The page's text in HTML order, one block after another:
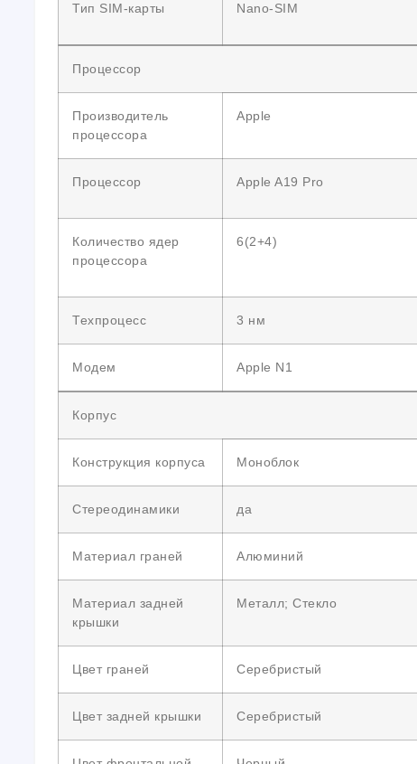
Тип SIM-карты Nano-SIM
Процессор
Производитель
процессора
Apple
Процессор Apple A19 Pro
Количество ядер
процессора
6(2+4)
Техпроцесс 3 нм
Модем Apple N1
Корпус
Конструкция корпуса Моноблок
Стереодинамики да
Материал граней Алюминий
Материал задней
крышки
Металл; Стекло
Цвет граней Серебристый
Цвет задней крышки Серебристый